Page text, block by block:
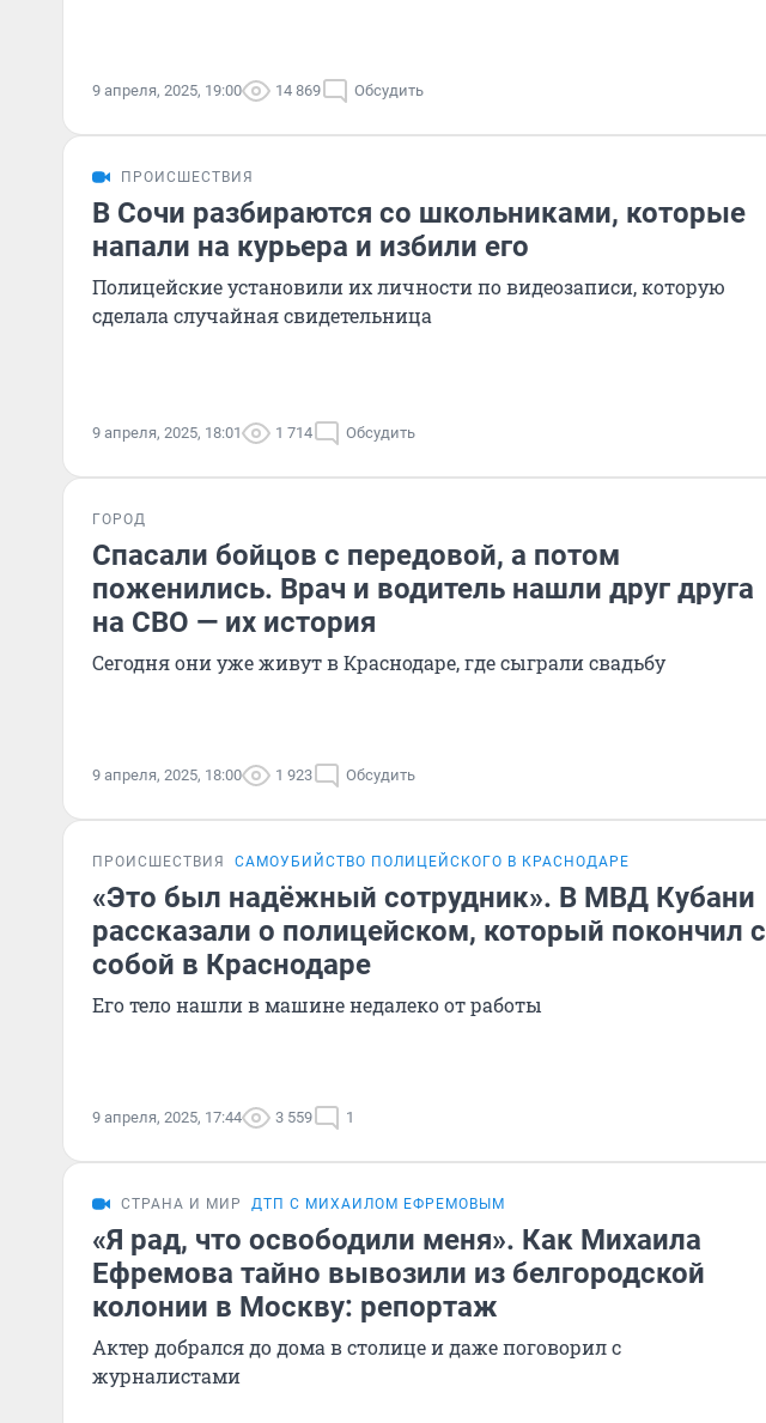
9 апреля, 2025, 19:00 14 869 Обсудить
ПРОИСШЕСТВИЯ
В Сочи разбираются со школьниками, которые
напали на курьера и избили его
Полицейские установили их личности по видеозаписи, которую
сделала случайная свидетельница
9 апреля, 2025, 18:01 1 714 Обсудить
ГОРОД
Спасали бойцов с передовой, а потом
поженились. Врач и водитель нашли друг друга
на СВО — их история
Сегодня они уже живут в Краснодаре, где сыграли свадьбу
9 апреля, 2025, 18:00 1 923 Обсудить
ПРОИСШЕСТВИЯ САМОУБИЙСТВО ПОЛИЦЕЙСКОГО В КРАСНОДАРЕ
«Это был надёжный сотрудник». В МВД Кубани
рассказали о полицейском, который покончил с
собой в Краснодаре
Его тело нашли в машине недалеко от работы
9 апреля, 2025, 17:44 3 559 1
СТРАНА И МИР ДТП С МИХАИЛОМ ЕФРЕМОВЫМ
«Я рад, что освободили меня». Как Михаила
Ефремова тайно вывозили из белгородской
колонии в Москву: репортаж
Актер добрался до дома в столице и даже поговорил с
журналистами